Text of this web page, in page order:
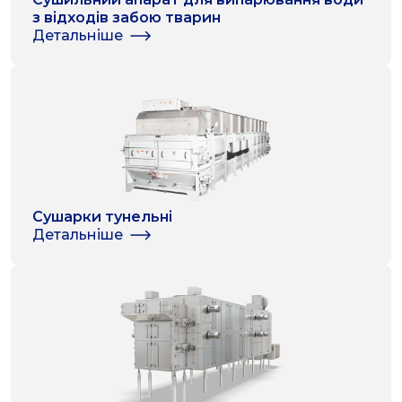
з відходів забою тварин
Детальніше
Сушарки тунельні
Детальніше